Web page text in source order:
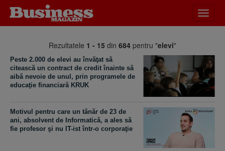
meniu
Rezultatele 1 - 15 din 684 pentru "elevi"
Peste 2.000 de elevi au învăţat să
citească un contract de credit înainte să
aibă nevoie de unul, prin programele de
educaţie financiară KRUK
Motivul pentru care un tânăr de 23 de
ani, absolvent de Informatică, a ales să
fie profesor şi nu IT-ist într-o corporaţie